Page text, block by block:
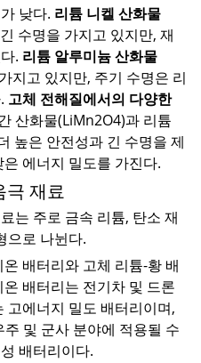
낮다. 리튬 니켈 산화물
수명을 가지고 있지만, 재
. 리튬 알루미늄 산화물
지고 있지만, 주기 수명은 리
고체 전해질에서의 다양한
산화물(LiMn2O4)과 리튬
높은 안전성과 긴 수명을 제
에너지 밀도를 가진다.
극 재료
는 주로 금속 리튬, 탄소 재
으로 나뉜다.
배터리와 고체 리튬-황 배
배터리는 전기차 및 드론
고에너지 밀도 배터리이며,
및 군사 분야에 적용될 수
배터리이다.